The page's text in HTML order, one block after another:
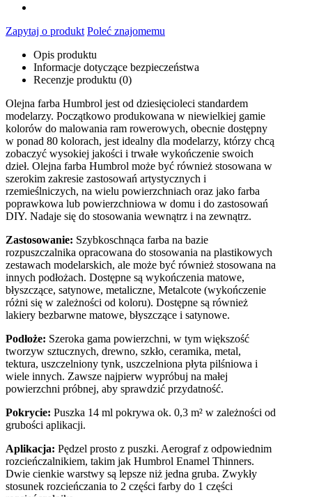
Zapytaj o produkt Poleć znajomemu
Opis produktu
Informacje dotyczące bezpieczeństwa
Recenzje produktu (0)
Olejna farba Humbrol jest od dziesięcioleci standardem
modelarzy. Początkowo produkowana w niewielkiej gamie
kolorów do malowania ram rowerowych, obecnie dostępny
w ponad 80 kolorach, jest idealny dla modelarzy, którzy chcą
zobaczyć wysokiej jakości i trwałe wykończenie swoich
dzieł. Olejna farba Humbrol może być również stosowana w
szerokim zakresie zastosowań artystycznych i
rzemieślniczych, na wielu powierzchniach oraz jako farba
poprawkowa lub powierzchniowa w domu i do zastosowań
DIY. Nadaje się do stosowania wewnątrz i na zewnątrz.
Zastosowanie: Szybkoschnąca farba na bazie
rozpuszczalnika opracowana do stosowania na plastikowych
zestawach modelarskich, ale może być również stosowana na
innych podłożach. Dostępne są wykończenia matowe,
błyszczące, satynowe, metaliczne, Metalcote (wykończenie
różni się w zależności od koloru). Dostępne są również
lakiery bezbarwne matowe, błyszczące i satynowe.
Podłoże: Szeroka gama powierzchni, w tym większość
tworzyw sztucznych, drewno, szkło, ceramika, metal,
tektura, uszczelniony tynk, uszczelniona płyta pilśniowa i
wiele innych. Zawsze najpierw wypróbuj na małej
powierzchni próbnej, aby sprawdzić przydatność.
Pokrycie: Puszka 14 ml pokrywa ok. 0,3 m² w zależności od
grubości aplikacji.
Aplikacja: Pędzel prosto z puszki. Aerograf z odpowiednim
rozcieńczalnikiem, takim jak Humbrol Enamel Thinners.
Dwie cienkie warstwy są lepsze niż jedna gruba. Zwykły
stosunek rozcieńczania to 2 części farby do 1 części